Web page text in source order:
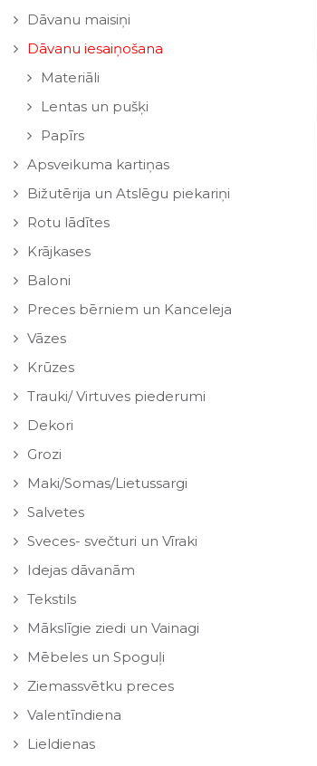
Dāvanu maisiņi
Dāvanu iesaiņošana
Materiāli
Lentas un pušķi
Papīrs
Apsveikuma kartiņas
Bižutērija un Atslēgu piekariņi
Rotu lādītes
Krājkases
Baloni
Preces bērniem un Kanceleja
Vāzes
Krūzes
Trauki/ Virtuves piederumi
Dekori
Grozi
Maki/Somas/Lietussargi
Salvetes
Sveces- svečturi un Vīraki
Idejas dāvanām
Tekstils
Mākslīgie ziedi un Vainagi
Mēbeles un Spoguļi
Ziemassvētku preces
Valentīndiena
Lieldienas